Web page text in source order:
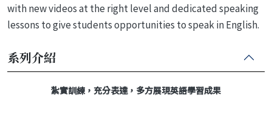
with new videos at the right level and dedicated speaking
lessons to give students opportunities to speak in English.
系列介紹
紮實訓練，充分表達，多方展現英語學習成果